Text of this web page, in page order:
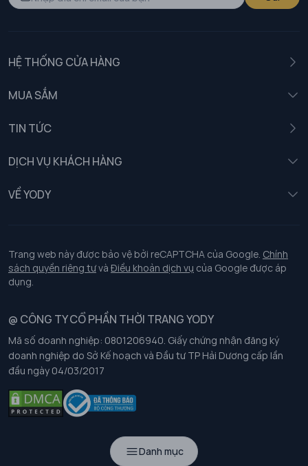
Danh mục
HỆ THỐNG CỬA HÀNG
MUA SẮM
TIN TỨC
DỊCH VỤ KHÁCH HÀNG
Chính sách khách hàng thân thiết
Chính sách bảo vệ dữ liệu cá nhân
Chính sách thanh toán, giao nhận
Chính sách chất lượng và an toàn sức khoẻ nghề nghiệp
Chính sách đơn đồng phục
Hướng dẫn chọn kích thước
VỀ YODY
Tuyển dụng
Trang web này được bảo vệ bởi reCAPTCHA của Google. Chính
sách quyền riêng tưvà Điều khoản dịch vụ của Google được áp
dụng.
@ CÔNG TY CỔ PHẦN THỜI TRANG YODY
Mã số doanh nghiệp: 0801206940. Giấy chứng nhận đăng ký
doanh nghiệp do Sở Kế hoạch và Đầu tư TP Hải Dương cấp lần
đầu ngày 04/03/2017